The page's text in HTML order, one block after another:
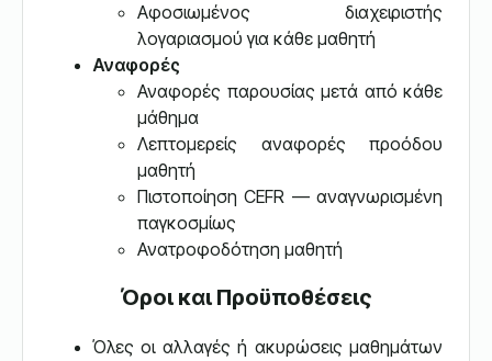
Αφοσιωμένος διαχειριστής
λογαριασμού για κάθε μαθητή
Αναφορές
Αναφορές παρουσίας μετά από κάθε
μάθημα
Λεπτομερείς αναφορές προόδου
μαθητή
Πιστοποίηση CEFR — αναγνωρισμένη
παγκοσμίως
Ανατροφοδότηση μαθητή
Όροι και Προϋποθέσεις
Όλες οι αλλαγές ή ακυρώσεις μαθημάτων